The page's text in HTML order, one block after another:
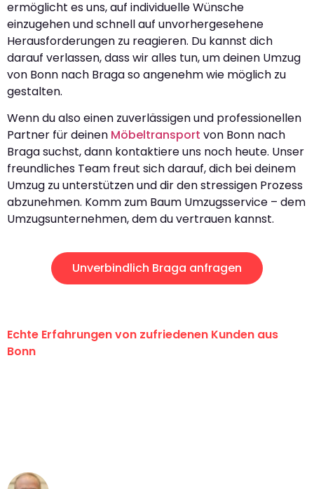
ermöglicht es uns, auf individuelle Wünsche
einzugehen und schnell auf unvorhergesehene
Herausforderungen zu reagieren. Du kannst dich
darauf verlassen, dass wir alles tun, um deinen Umzug
von Bonn nach Braga so angenehm wie möglich zu
gestalten.
Wenn du also einen zuverlässigen und professionellen
Partner für deinen Möbeltransport von Bonn nach
Braga suchst, dann kontaktiere uns noch heute. Unser
freundliches Team freut sich darauf, dich bei deinem
Umzug zu unterstützen und dir den stressigen Prozess
abzunehmen. Komm zum Baum Umzugsservice – dem
Umzugsunternehmen, dem du vertrauen kannst.
Unverbindlich Braga anfragen
Echte Erfahrungen von zufriedenen Kunden aus
Bonn